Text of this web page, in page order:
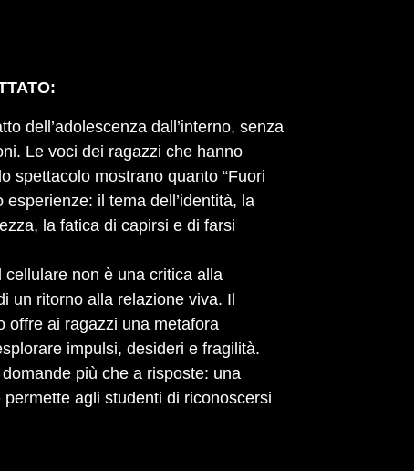
dell’adolescenza dall’interno, senza
Le voci dei ragazzi che hanno
spettacolo mostrano quanto “Fuori
esperienze: il tema dell’identità, la
la fatica di capirsi e di farsi
non è una critica alla
un ritorno alla relazione viva. Il
offre ai ragazzi una metafora
impulsi, desideri e fragilità.
più che a risposte: una
agli studenti di riconoscersi